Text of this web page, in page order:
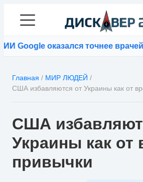
Google оказался точнее врачей
Главная / МИР ЛЮДЕЙ /
США избавляются от Украины как от
США
Украины как от
привычки